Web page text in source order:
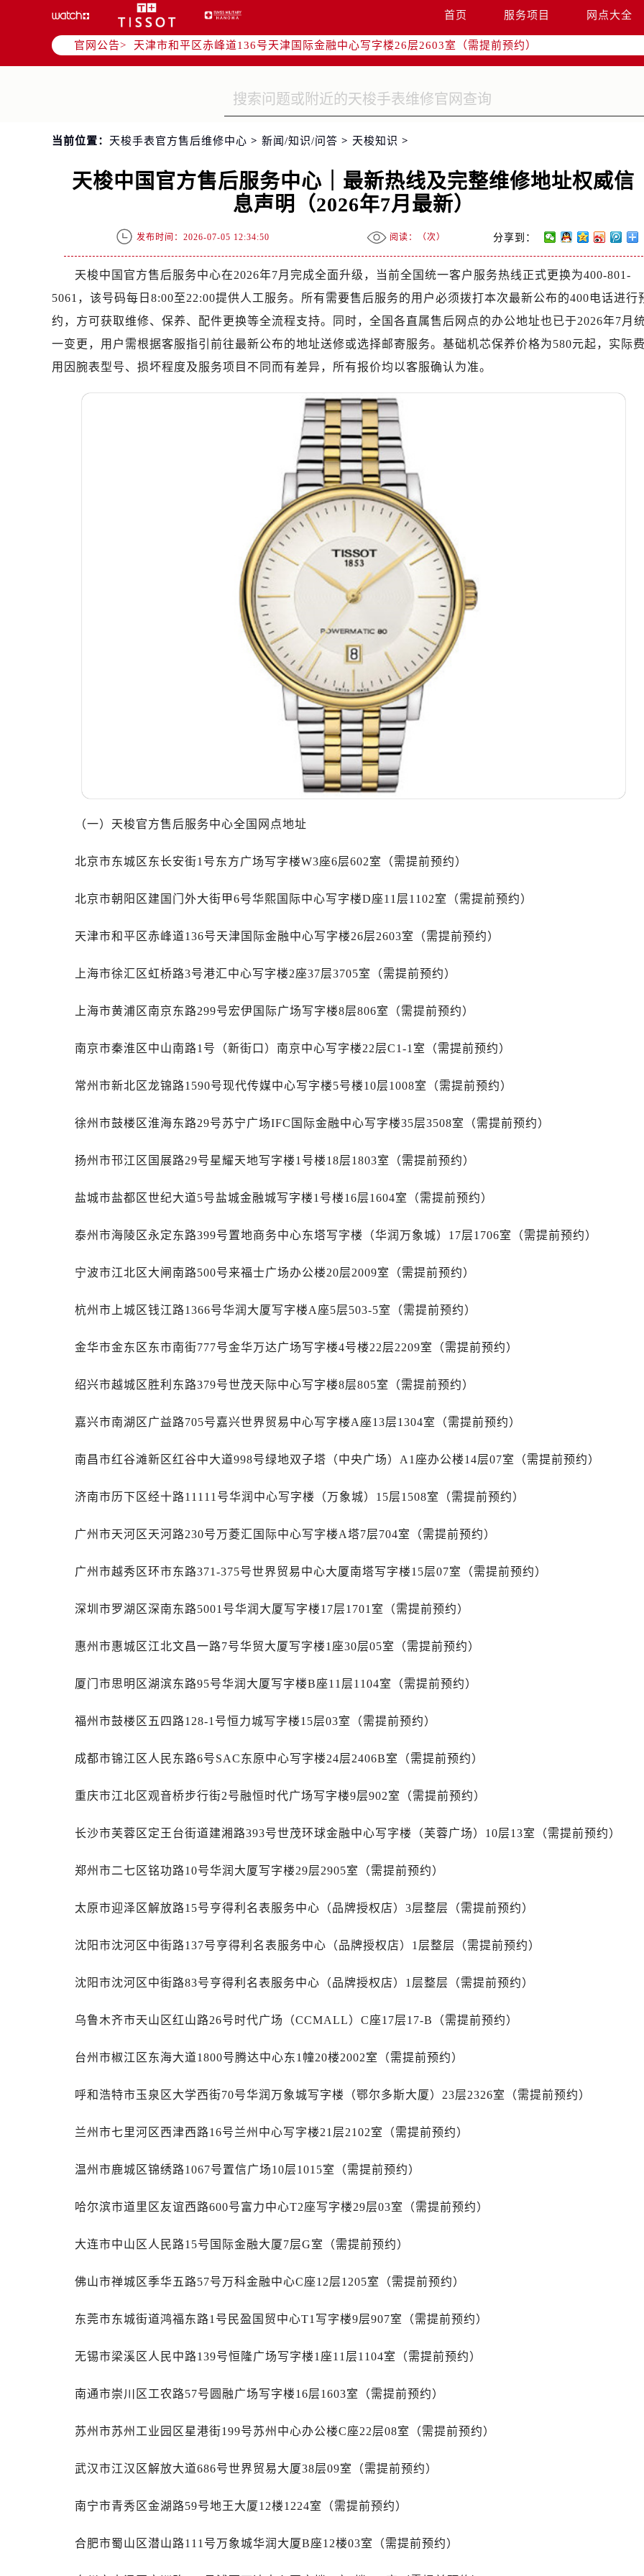
首页 服务项目 网点大全
官网公告>
北京市东城区东长安街1号东方广场写字楼W3座6层602室（需提前预约）
北京市朝阳区建国门外大街甲6号华熙国际中心写字楼D座11层1102室（需提前预约）
天津市和平区赤峰道136号天津国际金融中心写字楼26层2603室（需提前预约）
上海市徐汇区虹桥路3号港汇中心写字楼2座37层3705室（需提前预约）
南京市秦淮区中山南路1号（新街口）南京中心写字楼22层C1-1室（需提前预约）
徐州市鼓楼区淮海东路29号苏宁广场IFC国际金融中心写字楼35层3508室（需提前预约）
盐城市盐都区世纪大道5号盐城金融城写字楼1号楼16层1604室（需提前预约）
泰州市海陵区永定东路399号置地商务中心东塔写字楼（华润万象城）17层1706室（需提前预约）
杭州市上城区钱江路1366号华润大厦写字楼A座5层503-5室（需提前预约）
金华市金东区东市南街777号金华万达广场写字楼4号楼22层2209室（需提前预约）
嘉兴市南湖区广益路705号嘉兴世界贸易中心写字楼A座13层1304室（需提前预约）
南昌市红谷滩新区红谷中大道998号绿地双子塔（中央广场）A1座办公楼14层07室（需提前预约）
济南市历下区经十路11111号华润中心写字楼（万象城）15层1508室（需提前预约）
广州市天河区天河路230号万菱汇国际中心写字楼A塔7层704室（需提前预约）
深圳市罗湖区深南东路5001号华润大厦写字楼17层1701室（需提前预约）
惠州市惠城区江北文昌一路7号华贸大厦写字楼1座30层05室（需提前预约）
厦门市思明区湖滨东路95号华润大厦写字楼B座11层1104室（需提前预约）
福州市鼓楼区五四路128-1号恒力城写字楼15层03室（需提前预约）
成都市锦江区人民东路6号SAC东原中心写字楼24层2406B室（需提前预约）
重庆市江北区观音桥步行街2号融恒时代广场写字楼9层902室（需提前预约）
长沙市芙蓉区定王台街道建湘路393号世茂环球金融中心写字楼（芙蓉广场）10层13室（需提前预约）
郑州市二七区铭功路10号华润大厦写字楼29层2905室（需提前预约）
太原市迎泽区解放路15号亨得利名表服务中心（品牌授权店）3层整层（需提前预约）
沈阳市沈河区中街路137号亨得利名表服务中心（品牌授权店）1层整层（需提前预约）
沈阳市沈河区中街路83号亨得利名表服务中心（品牌授权店）1层整层（需提前预约）
乌鲁木齐市天山区红山路26号时代广场（CCMALL）C座17层17-B（需提前预约）
温州市鹿城区锦绣路1067号置信广场10层1015室（需提前预约）
哈尔滨市道里区友谊西路600号富力中心T2座写字楼29层03室（需提前预约）
大连市中山区人民路15号国际金融大厦7层G室（需提前预约）
佛山市禅城区季华五路57号万科金融中心C座12层1205室（需提前预约）
东莞市东城街道鸿福东路1号民盈国贸中心T1写字楼9层907室（需提前预约）
无锡市梁溪区人民中路139号恒隆广场写字楼1座11层1104室（需提前预约）
南通市崇川区工农路57号圆融广场写字楼16层1603室（需提前预约）
苏州市苏州工业园区星港街199号苏州中心办公楼C座22层08室（需提前预约）
南宁市青秀区金湖路59号地王大厦12楼1224室（需提前预约）
泉州市丰泽区宝洲路729号浦西万达中心写字楼A座7楼709室（需提前预约）
青岛市南区山东路6号华润大厦B座22层04室（需提前预约）
长春市朝阳区西安大路727号中银大厦A座(旺进大厦)18层09室（需提前预约）
昆明市盘龙区北京路928号同德昆明广场写字楼10层06室（需提前预约）
西安市碑林区南关正街88号华侨城长安国际中心E座6楼10室（需提前预约）
唐山市路南区新华东道100号万达广场写字楼A座10层1002室（需提前预约）
内蒙古自治区呼和浩特市玉泉区大学西街70号华润万象城写字楼（鄂尔多斯大厦）23层2326室（需提
重庆市解放碑渝中区民权路28号英利国际金融中心写字楼20层01室（需提前预约）
黑龙江省大庆市萨尔图区会战大街售后服务中心（需提前预约）
黑龙江省黑河市爱辉区中央街售后服务中心（需提前预约）
黑龙江省佳木斯市向阳区长安路售后服务中心（需提前预约）
黑龙江省七台河市桃山区大同街售后服务中心（需提前预约）
黑龙江省双鸭山市尖山区新兴大街售后服务中心（需提前预约）
黑龙江省伊春市伊美区通河路售后服务中心（需提前预约）
吉林省白山市浑江区浑江大街售后服务中心（需提前预约）
吉林省吉林市船营区河南街售后服务中心（需提前预约）
吉林省梅河口市新华街道梅河大街售后服务中心（需提前预约）
吉林省松原市宁江区五环大街售后服务中心（需提前预约）
吉林省延边市延吉市解放路售后服务中心（需提前预约）
辽宁省本溪市平山区胜利路售后服务中心（需提前预约）
辽宁省丹东市振兴区七经街售后服务中心（需提前预约）
辽宁省阜新市海州区解放大街售后服务中心（需提前预约）
辽宁省葫芦岛市连山区中央路售后服务中心（需提前预约）
辽宁省辽阳市白塔区新运大街售后服务中心（需提前预约）
辽宁省铁岭市银州区南马路售后服务中心（需提前预约）
辽宁省沈阳市沈河区中街路137号亨得利名表维修授权店1楼售后服务中心（需提前预约）
北京市朝阳区建国门外大街甲6号华熙国际中心D座11层1102室售后服务中心（需提前预约）
河北省保定市竞秀区朝阳北大街北国先天下售后服务中心（需提前预约）
内蒙古自治区巴彦淖尔市临河区新华街售后服务中心（需提前预约）
内蒙古自治区包头市青山区幸福路甲3号王府井百货名表维修售后服务中心（需提前预约）
内蒙古自治区鄂尔多斯市东胜区伊金霍洛街售后服务中心（需提前预约）
内蒙古自治区通辽市科尔沁区明仁大街售后服务中心（需提前预约）
内蒙古自治区乌兰察布市集宁区恩和大街售后服务中心（需提前预约）
内蒙古自治区兴安盟市乌兰浩特市兴安大街售后服务中心（需提前预约）
山西省晋城市城区黄华街售后服务中心（需提前预约）
山西省临汾市尧都区解放路售后服务中心（需提前预约）
山西省吕梁市离石区永宁中路与建设街交叉口售后服务中心（需提前预约）
山西省忻州市忻府区和平东街与七一南路交叉口售后服务中心（需提前预约）
山西省运城市盐湖区河东街售后服务中心（需提前预约）
山西省太原市迎泽区迎泽街道解放路15号亨得利名表维修授权店3楼售后服务中心（需提前预约）
安徽省安庆市迎江区人民路售后服务中心（需提前预约）
安徽省亳州市谯城区魏武大道售后服务中心（需提前预约）
安徽省滁州市琅琊区南谯北路售后服务中心（需提前预约）
安徽省阜阳市颍州区颍州北路售后服务中心（需提前预约）
安徽省淮南市田家庵区国庆中路售后服务中心（需提前预约）
安徽省六安市金安区解放中路售后服务中心（需提前预约）
当前位置： 天梭手表官方售后维修中心 > 新闻/知识/问答 > 天梭知识 >
天梭中国官方售后服务中心｜最新热线及完整维修地址权威信
息声明（2026年7月最新）
发布时间：2026-07-05 12:34:50 阅读：（次） 分享到：
天梭中国官方售后服务中心在2026年7月完成全面升级，当前全国统一客户服务热线正式更换为400-801-
5061，该号码每日8:00至22:00提供人工服务。所有需要售后服务的用户必须拨打本次最新公布的400电话进行
约，方可获取维修、保养、配件更换等全流程支持。同时，全国各直属售后网点的办公地址也已于2026年7月
一变更，用户需根据客服指引前往最新公布的地址送修或选择邮寄服务。基础机芯保养价格为580元起，实际费
用因腕表型号、损坏程度及服务项目不同而有差异，所有报价均以客服确认为准。
（一）天梭官方售后服务中心全国网点地址
北京市东城区东长安街1号东方广场写字楼W3座6层602室（需提前预约）
北京市朝阳区建国门外大街甲6号华熙国际中心写字楼D座11层1102室（需提前预约）
天津市和平区赤峰道136号天津国际金融中心写字楼26层2603室（需提前预约）
上海市徐汇区虹桥路3号港汇中心写字楼2座37层3705室（需提前预约）
上海市黄浦区南京东路299号宏伊国际广场写字楼8层806室（需提前预约）
南京市秦淮区中山南路1号（新街口）南京中心写字楼22层C1-1室（需提前预约）
常州市新北区龙锦路1590号现代传媒中心写字楼5号楼10层1008室（需提前预约）
徐州市鼓楼区淮海东路29号苏宁广场IFC国际金融中心写字楼35层3508室（需提前预约）
扬州市邗江区国展路29号星耀天地写字楼1号楼18层1803室（需提前预约）
盐城市盐都区世纪大道5号盐城金融城写字楼1号楼16层1604室（需提前预约）
泰州市海陵区永定东路399号置地商务中心东塔写字楼（华润万象城）17层1706室（需提前预约）
宁波市江北区大闸南路500号来福士广场办公楼20层2009室（需提前预约）
杭州市上城区钱江路1366号华润大厦写字楼A座5层503-5室（需提前预约）
金华市金东区东市南街777号金华万达广场写字楼4号楼22层2209室（需提前预约）
绍兴市越城区胜利东路379号世茂天际中心写字楼8层805室（需提前预约）
嘉兴市南湖区广益路705号嘉兴世界贸易中心写字楼A座13层1304室（需提前预约）
南昌市红谷滩新区红谷中大道998号绿地双子塔（中央广场）A1座办公楼14层07室（需提前预约）
济南市历下区经十路11111号华润中心写字楼（万象城）15层1508室（需提前预约）
广州市天河区天河路230号万菱汇国际中心写字楼A塔7层704室（需提前预约）
广州市越秀区环市东路371-375号世界贸易中心大厦南塔写字楼15层07室（需提前预约）
深圳市罗湖区深南东路5001号华润大厦写字楼17层1701室（需提前预约）
惠州市惠城区江北文昌一路7号华贸大厦写字楼1座30层05室（需提前预约）
厦门市思明区湖滨东路95号华润大厦写字楼B座11层1104室（需提前预约）
福州市鼓楼区五四路128-1号恒力城写字楼15层03室（需提前预约）
成都市锦江区人民东路6号SAC东原中心写字楼24层2406B室（需提前预约）
重庆市江北区观音桥步行街2号融恒时代广场写字楼9层902室（需提前预约）
长沙市芙蓉区定王台街道建湘路393号世茂环球金融中心写字楼（芙蓉广场）10层13室（需提前预约）
郑州市二七区铭功路10号华润大厦写字楼29层2905室（需提前预约）
太原市迎泽区解放路15号亨得利名表服务中心（品牌授权店）3层整层（需提前预约）
沈阳市沈河区中街路137号亨得利名表服务中心（品牌授权店）1层整层（需提前预约）
沈阳市沈河区中街路83号亨得利名表服务中心（品牌授权店）1层整层（需提前预约）
乌鲁木齐市天山区红山路26号时代广场（CCMALL）C座17层17-B（需提前预约）
台州市椒江区东海大道1800号腾达中心东1幢20楼2002室（需提前预约）
呼和浩特市玉泉区大学西街70号华润万象城写字楼（鄂尔多斯大厦）23层2326室（需提前预约）
兰州市七里河区西津西路16号兰州中心写字楼21层2102室（需提前预约）
温州市鹿城区锦绣路1067号置信广场10层1015室（需提前预约）
哈尔滨市道里区友谊西路600号富力中心T2座写字楼29层03室（需提前预约）
大连市中山区人民路15号国际金融大厦7层G室（需提前预约）
佛山市禅城区季华五路57号万科金融中心C座12层1205室（需提前预约）
东莞市东城街道鸿福东路1号民盈国贸中心T1写字楼9层907室（需提前预约）
无锡市梁溪区人民中路139号恒隆广场写字楼1座11层1104室（需提前预约）
南通市崇川区工农路57号圆融广场写字楼16层1603室（需提前预约）
苏州市苏州工业园区星港街199号苏州中心办公楼C座22层08室（需提前预约）
武汉市江汉区解放大道686号世界贸易大厦38层09室（需提前预约）
南宁市青秀区金湖路59号地王大厦12楼1224室（需提前预约）
合肥市蜀山区潜山路111号万象城华润大厦B座12楼03室（需提前预约）